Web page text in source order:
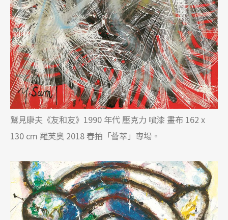
鷲見康夫《友和友》1990 年代 壓克力 噴漆 畫布 162 x
130 cm 羅芙奧 2018 春拍「薈萃」專場。